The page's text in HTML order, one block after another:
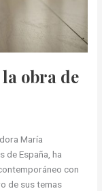
obra de
María
de España, ha
con
de sus temas